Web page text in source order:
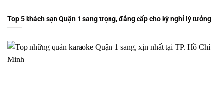
Top 5 khách sạn Quận 1 sang trọng, đẳng cấp cho kỳ nghỉ lý tưởng